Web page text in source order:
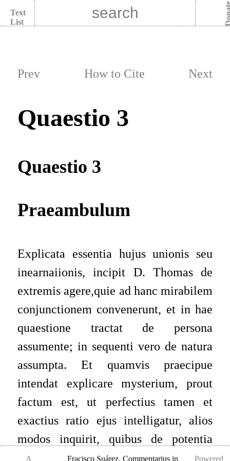
Text
List
Prev How to Cite Next
Quaestio 3
Quaestio 3
Praeambulum
Explicata essentia hujus unionis seu
inearnaiionis, incipit D. Thomas de
extremis agere,quie ad hanc mirabilem
conjunctionem convenerunt, et in hae
quaestione tractat de persona
assumente; in sequenti vero de natura
assumpta. Et quamvis praecipue
intendat explicare mysterium, prout
factum est, ut perfectius tamen et
exactius ratio ejus intelligatur, alios
modos inquirit, quibus de potentia
absoluta fieri posset, et haec sunt duo
A Fracisco Suárez, Commentarius in Powered